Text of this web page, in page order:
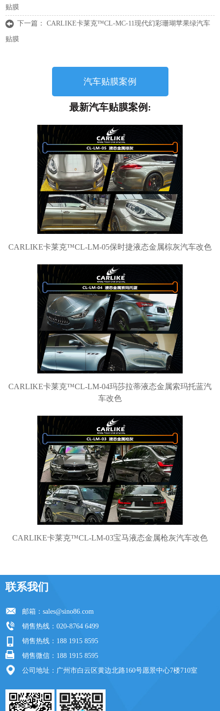
贴膜
下一篇：CARLIKE卡莱克™CL-MC-11现代幻彩珊瑚苹果绿汽车
贴膜
汽车贴膜案例
最新汽车贴膜案例:
CARLIKE卡莱克™CL-LM-05保时捷液态金属棕灰汽车改色
CARLIKE卡莱克™CL-LM-04玛莎拉蒂液态金属索玛托蓝汽
车改色
CARLIKE卡莱克™CL-LM-03宝马液态金属枪灰汽车改色
联系我们
邮箱：sales@sino86.com
销售热线：020-8764 6499
销售热线：188 1915 8595
销售微信：188 1915 8595
公司地址：广州市白云区黄边北路160号愿景中心7楼710室